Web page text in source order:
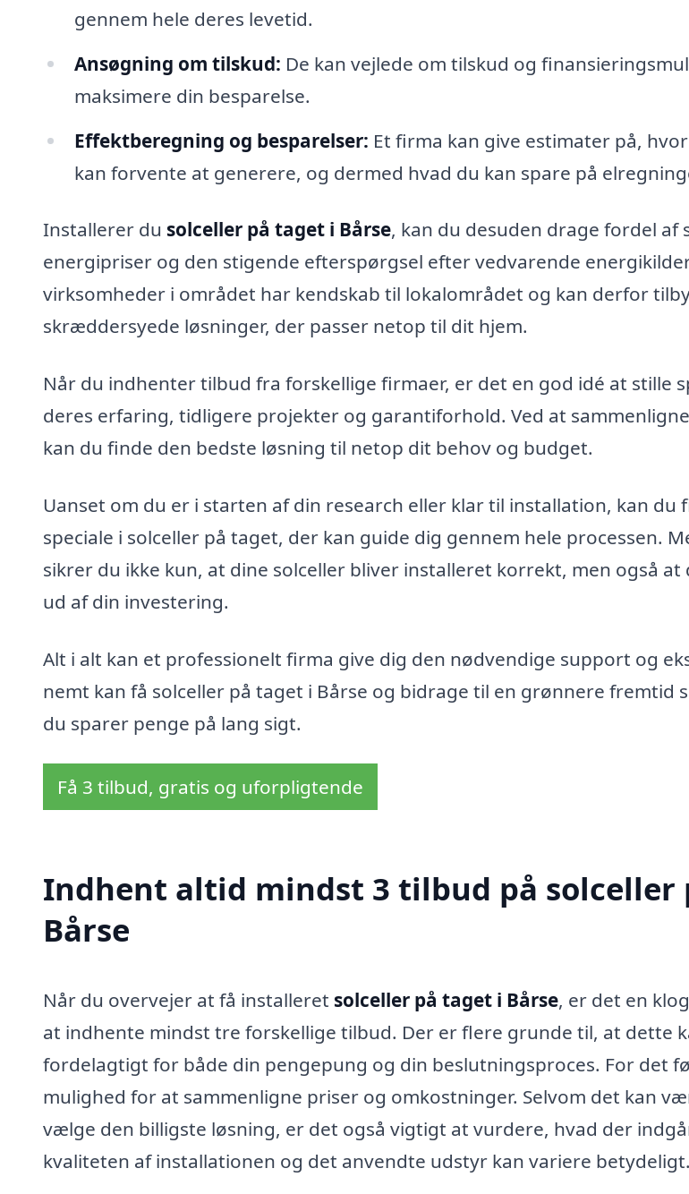
gennem hele deres levetid.
Ansøgning om tilskud: De kan vejlede om tilskud og
maksimere din besparelse.
Effektberegning og besparelser: Et firma kan give estimater på,
kan forvente at generere, og dermed hvad du kan spare på
Installerer du solceller på taget i Bårse, kan du desuden drage fordel af
energipriser og den stigende efterspørgsel efter vedvarende
virksomheder i området har kendskab til lokalområdet og kan derfor
skræddersyede løsninger, der passer netop til dit hjem.
Når du indhenter tilbud fra forskellige firmaer, er det en god idé at stille
deres erfaring, tidligere projekter og garantiforhold. Ved at
kan du finde den bedste løsning til netop dit behov og budget.
Uanset om du er i starten af din research eller klar til installation, kan du
speciale i solceller på taget, der kan guide dig gennem hele processen.
sikrer du ikke kun, at dine solceller bliver installeret korrekt, men også
ud af din investering.
Alt i alt kan et professionelt firma give dig den nødvendige support og
nemt kan få solceller på taget i Bårse og bidrage til en grønnere fremtid
du sparer penge på lang sigt.
Få 3 tilbud, gratis og uforpligtende
Indhent altid mindst 3 tilbud på solceller
Bårse
Når du overvejer at få installeret solceller på taget i Bårse, er det en
at indhente mindst tre forskellige tilbud. Der er flere grunde til, at dette
fordelagtigt for både din pengepung og din beslutningsproces. For det
mulighed for at sammenligne priser og omkostninger. Selvom det kan
vælge den billigste løsning, er det også vigtigt at vurdere, hvad der
kvaliteten af installationen og det anvendte udstyr kan variere betydeligt.